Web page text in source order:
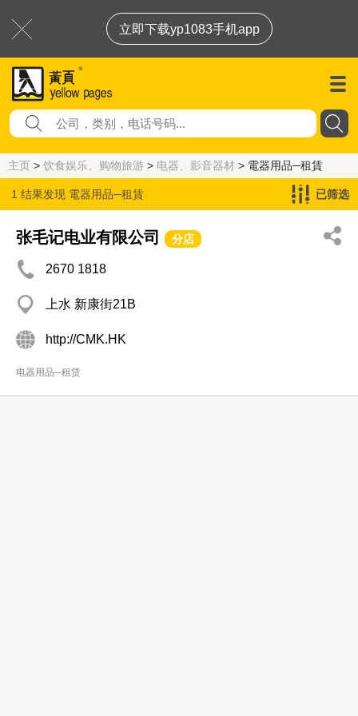
立即下载yp1083手机app
主页 > 饮食娱乐、购物旅游 > 电器、影音器材 > 電器用品─租賃
1 结果发现 電器用品─租賃 已筛选
张毛记电业有限公司 分店
2670 1818
上水 新康街21B
http://CMK.HK
电器用品─租赁